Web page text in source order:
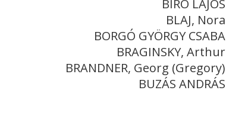
BÍRÓ LAJOS
BLAJ, Nora
BORGÓ GYÖRGY CSABA
BRAGINSKY, Arthur
BRANDNER, Georg (Gregory)
BUZÁS ANDRÁS